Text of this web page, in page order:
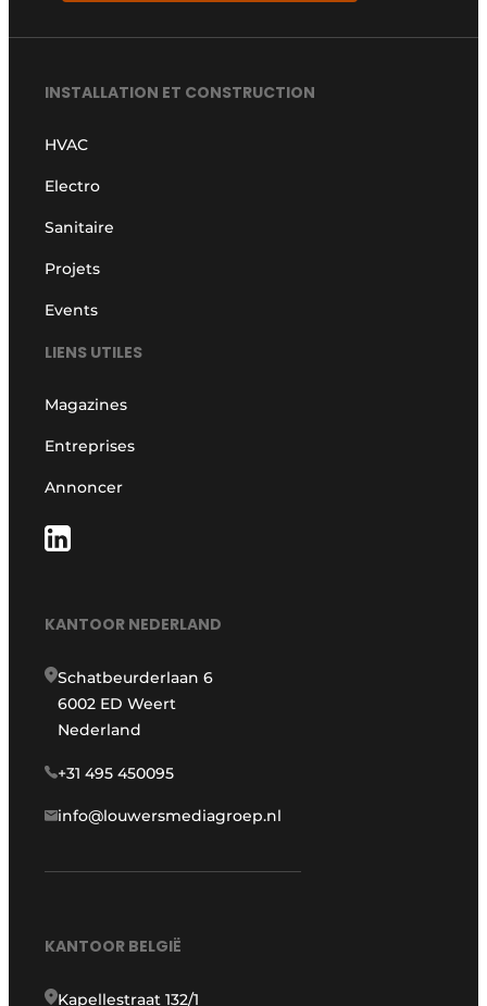
INSTALLATION ET CONSTRUCTION
HVAC
Electro
Sanitaire
Projets
Events
LIENS UTILES
Magazines
Entreprises
Annoncer
KANTOOR NEDERLAND
Schatbeurderlaan 6
6002 ED Weert
Nederland
+31 495 450095
info@louwersmediagroep.nl
KANTOOR BELGIË
Kapellestraat 132/1